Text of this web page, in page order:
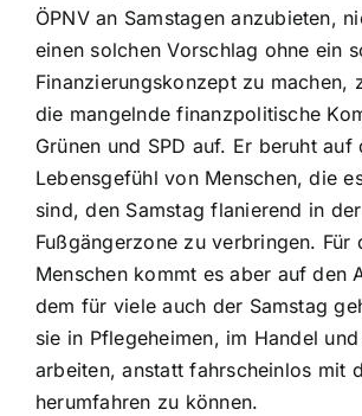
ÖPNV an Samstagen anzubieten,
einen solchen Vorschlag ohne ein
Finanzierungskonzept zu machen,
die mangelnde finanzpolitische
Grünen und SPD auf. Er beruht auf
Lebensgefühl von Menschen, die
sind, den Samstag flanierend in der
Fußgängerzone zu verbringen. Für
Menschen kommt es aber auf den
dem für viele auch der Samstag
sie in Pflegeheimen, im Handel
arbeiten, anstatt fahrscheinlos mit
herumfahren zu können.